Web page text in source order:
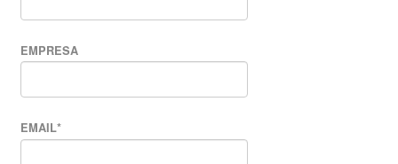
EMPRESA
EMAIL*